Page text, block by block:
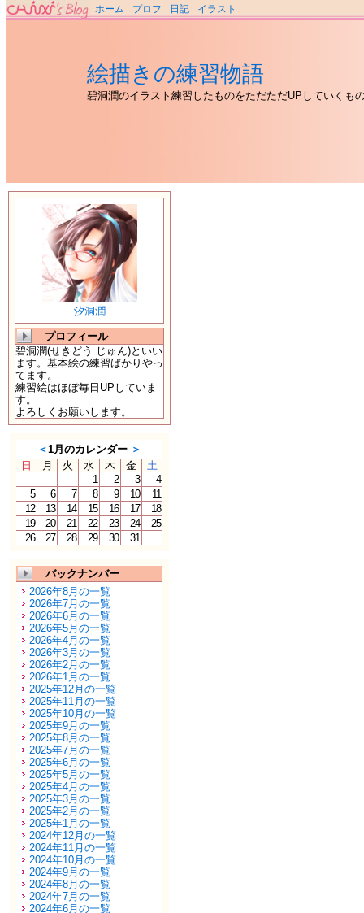
ホーム プロフ 日記 イラスト
絵描きの練習物語
碧洞潤のイラスト練習したものをただただUPしていくも
汐洞潤
プロフィール
碧洞潤(せきどう じゅん)といい
ます。基本絵の練習ばかりやっ
てます。
練習絵はほぼ毎日UPしていま
す。
よろしくお願いします。
＜1月のカレンダー ＞
日
月 火 水 木 金
土
1
2 3
4
5
6 7 8 9 10
11
12
13 14 15 16 17
18
19
20 21 22 23 24
25
26
27 28 29 30 31
バックナンバー
2026年8月の一覧
2026年7月の一覧
2026年6月の一覧
2026年5月の一覧
2026年4月の一覧
2026年3月の一覧
2026年2月の一覧
2026年1月の一覧
2025年12月の一覧
2025年11月の一覧
2025年10月の一覧
2025年9月の一覧
2025年8月の一覧
2025年7月の一覧
2025年6月の一覧
2025年5月の一覧
2025年4月の一覧
2025年3月の一覧
2025年2月の一覧
2025年1月の一覧
2024年12月の一覧
2024年11月の一覧
2024年10月の一覧
2024年9月の一覧
2024年8月の一覧
2024年7月の一覧
2024年6月の一覧